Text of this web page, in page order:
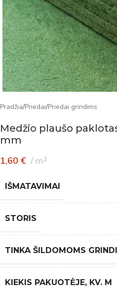
Pradžia/Priedai/Priedai grindims
Medžio plaušo
mm
1,60 € m²
IŠMATAVIMAI
STORIS
TINKA ŠILDOMOMS
KIEKIS PAKUOTĖJE, KV. M